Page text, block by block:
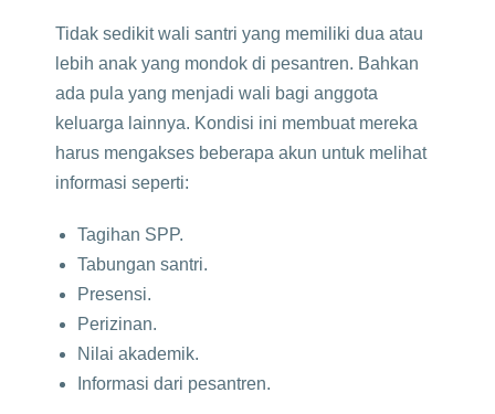
Tidak sedikit wali santri yang memiliki dua atau
lebih anak yang mondok di pesantren. Bahkan
ada pula yang menjadi wali bagi anggota
keluarga lainnya. Kondisi ini membuat mereka
harus mengakses beberapa akun untuk melihat
informasi seperti:
Tagihan SPP.
Tabungan santri.
Presensi.
Perizinan.
Nilai akademik.
Informasi dari pesantren.